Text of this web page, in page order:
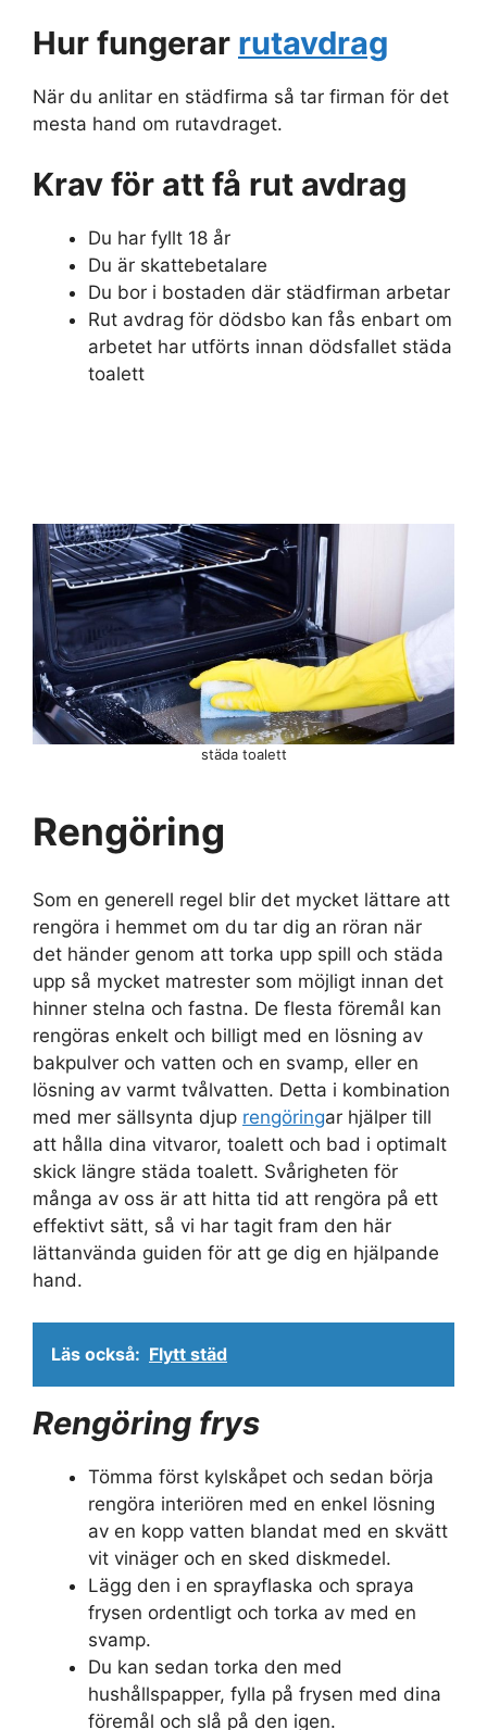
Hur fungerar rutavdrag
När du anlitar en städfirma så tar firman för det
mesta hand om rutavdraget.
Krav för att få rut avdrag
Du har fyllt 18 år
Du är skattebetalare
Du bor i bostaden där städfirman arbetar
Rut avdrag för dödsbo kan fås enbart om
arbetet har utförts innan dödsfallet städa
toalett
städa toalett
Rengöring
Som en generell regel blir det mycket lättare att
rengöra i hemmet om du tar dig an röran när
det händer genom att torka upp spill och städa
upp så mycket matrester som möjligt innan det
hinner stelna och fastna. De flesta föremål kan
rengöras enkelt och billigt med en lösning av
bakpulver och vatten och en svamp, eller en
lösning av varmt tvålvatten. Detta i kombination
med mer sällsynta djup rengöringar hjälper till
att hålla dina vitvaror, toalett och bad i optimalt
skick längre städa toalett. Svårigheten för
många av oss är att hitta tid att rengöra på ett
effektivt sätt, så vi har tagit fram den här
lättanvända guiden för att ge dig en hjälpande
hand.
Läs också: Flytt städ
Rengöring frys
Tömma först kylskåpet och sedan börja
rengöra interiören med en enkel lösning
av en kopp vatten blandat med en skvätt
vit vinäger och en sked diskmedel.
Lägg den i en sprayflaska och spraya
frysen ordentligt och torka av med en
svamp.
Du kan sedan torka den med
hushållspapper, fylla på frysen med dina
föremål och slå på den igen.